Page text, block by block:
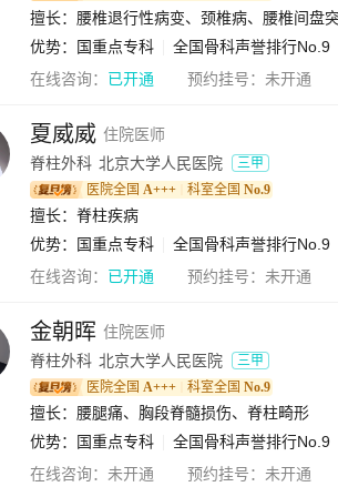
擅长：腰椎退行性病变、颈椎病、腰椎间盘
优势：
国重点专科
全国骨科声誉排行No.9
在线咨询： 已开通 预约挂号： 未开通
夏威威 住院医师
脊柱外科 北京大学人民医院
三甲
医院全国 A+++ 科室全国 No.9
擅长：脊柱疾病
优势：
国重点专科
全国骨科声誉排行No.9
在线咨询： 已开通 预约挂号： 未开通
金朝晖 住院医师
脊柱外科 北京大学人民医院
三甲
医院全国 A+++ 科室全国 No.9
擅长：腰腿痛、胸段脊髓损伤、脊柱畸形
优势：
国重点专科
全国骨科声誉排行No.9
在线咨询： 未开通 预约挂号： 未开通